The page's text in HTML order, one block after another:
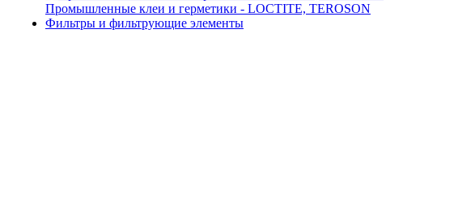
Промышленные клеи и герметики - LOCTITE, TEROSON
Фильтры и фильтрующие элементы